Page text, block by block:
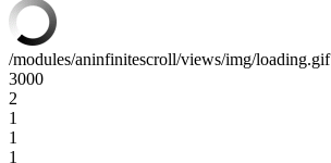
/modules/aninfinitescroll/views/img/loading.gif
3000
2
1
1
1